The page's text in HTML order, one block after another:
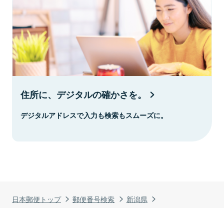
日本郵便トップ 郵便番号検索
新潟県
住所に、デジタルの確かさを。
デジタルアドレスで入力も検索もスムーズに。